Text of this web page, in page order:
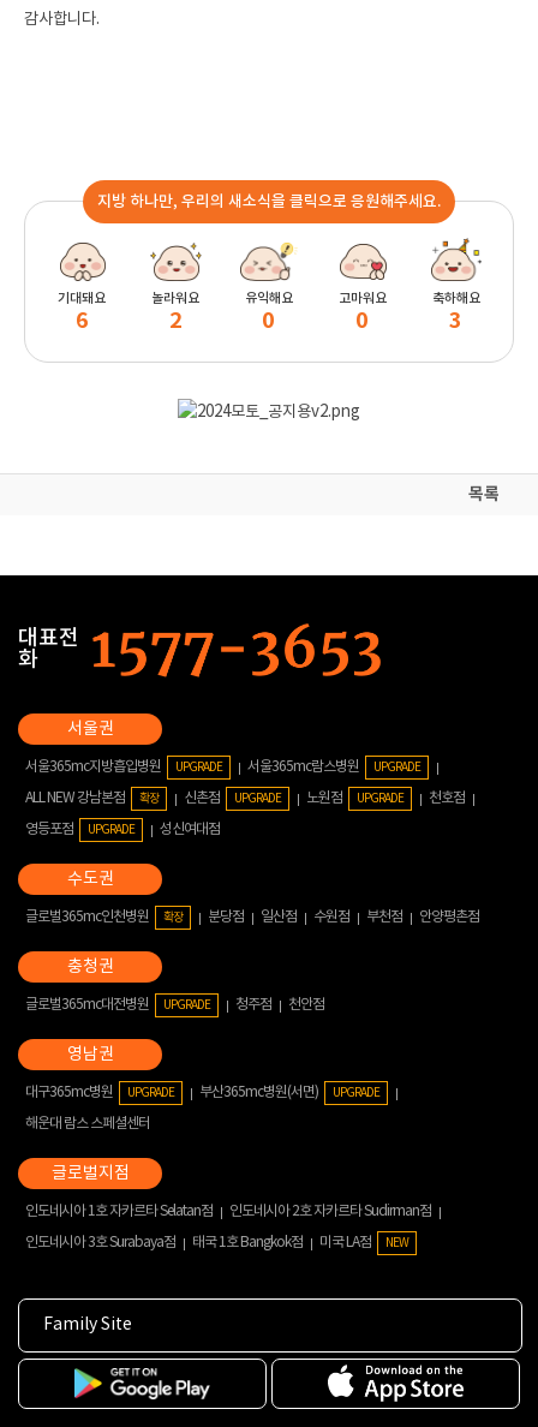
감사합니다.
지방 하나만, 우리의 새소식을 클릭으로 응원해주세요.
기대돼요
6
놀라워요
2
유익해요
0
고마워요
0
축하해요
3
목록
대표전
화
서울365mc지방흡입병원 UPGRADE 서울365mc람스병원 UPGRADE
ALL NEW 강남본점 확장 신촌점 UPGRADE 노원점 UPGRADE
천호점
영등포점
UPGRADE 성신여대점
글로벌365mc인천병원 확장 분당점 일산점 수원점 부천점 안양평촌점
글로벌365mc대전병원 UPGRADE 청주점 천안점
대구365mc병원 UPGRADE 부산365mc병원(서면) UPGRADE
해운대 람스 스페셜센터
인도네시아 1호 자카르타 Selatan점
인도네시아 2호 자카르타 Sudirman점
인도네시아 3호 Surabaya점
태국 1호 Bangkok점 미국 LA점 NEW
Family Site